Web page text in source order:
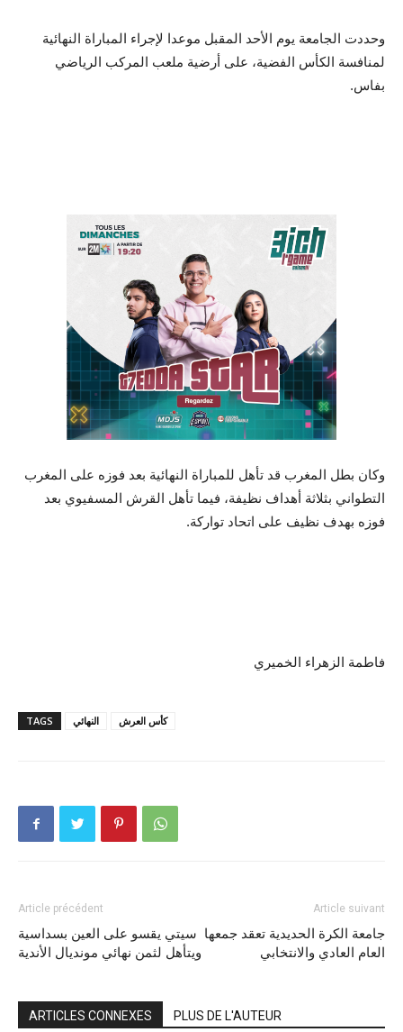
وحددت الجامعة يوم الأحد المقبل موعدا لإجراء المباراة النهائية
لمنافسة الكأس الفضية، على أرضية ملعب المركب الرياضي
بفاس.
وكان بطل المغرب قد تأهل للمباراة النهائية بعد فوزه على المغرب
التطواني بثلاثة أهداف نظيفة، فيما تأهل القرش المسفيوي بعد
فوزه بهدف نظيف على اتحاد تواركة.
فاطمة الزهراء الخميري
TAGS النهائي كأس العرش
Article précédent
سيتي يقسو على العين بسداسية
ويتأهل لثمن نهائي مونديال الأندية
Article suivant
جامعة الكرة الحديدية تعقد جمعها
العام العادي والانتخابي
ARTICLES CONNEXES PLUS DE L'AUTEUR